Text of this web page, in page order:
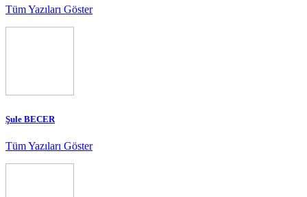
Tüm Yazıları Göster
Şule BECER
Tüm Yazıları Göster